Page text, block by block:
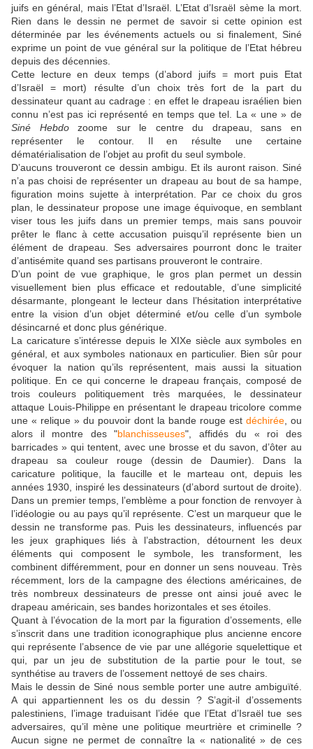
juifs en général, mais l’Etat d’Israël. L’Etat d’Israël sème la mort.
Rien dans le dessin ne permet de savoir si cette opinion est
déterminée par les événements actuels ou si finalement, Siné
exprime un point de vue général sur la politique de l’Etat hébreu
depuis des décennies.
Cette lecture en deux temps (d’abord juifs = mort puis Etat
d’Israël = mort) résulte d’un choix très fort de la part du
dessinateur quant au cadrage : en effet le drapeau israélien bien
connu n’est pas ici représenté en temps que tel. La « une » de
Siné Hebdozoome sur le centre du drapeau, sans en
représenter le contour. Il en résulte une certaine
dématérialisation de l’objet au profit du seul symbole.
D’aucuns trouveront ce dessin ambigu. Et ils auront raison. Siné
n’a pas choisi de représenter un drapeau au bout de sa hampe,
figuration moins sujette à interprétation. Par ce choix du gros
plan, le dessinateur propose une image équivoque, en semblant
viser tous les juifs dans un premier temps, mais sans pouvoir
prêter le flanc à cette accusation puisqu’il représente bien un
élément de drapeau. Ses adversaires pourront donc le traiter
d’antisémite quand ses partisans prouveront le contraire.
D’un point de vue graphique, le gros plan permet un dessin
visuellement bien plus efficace et redoutable, d’une simplicité
désarmante, plongeant le lecteur dans l’hésitation interprétative
entre la vision d’un objet déterminé et/ou celle d’un symbole
désincarné et donc plus générique.
La caricature s’intéresse depuis le XIXe siècle aux symboles en
général, et aux symboles nationaux en particulier. Bien sûr pour
évoquer la nation qu’ils représentent, mais aussi la situation
politique. En ce qui concerne le drapeau français, composé de
trois couleurs politiquement très marquées, le dessinateur
attaque Louis-Philippe en présentant le drapeau tricolore comme
une « relique » du pouvoir dont la bande rouge est déchirée , ou
alors il montre des "blanchisseuses", affidés du « roi des
barricades » qui tentent, avec une brosse et du savon, d’ôter au
drapeau sa couleur rouge (dessin de Daumier). Dans la
caricature politique, la faucille et le marteau ont, depuis les
années 1930, inspiré les dessinateurs (d’abord surtout de droite).
Dans un premier temps, l’emblème a pour fonction de renvoyer à
l’idéologie ou au pays qu’il représente. C’est un marqueur que le
dessin ne transforme pas. Puis les dessinateurs, influencés par
les jeux graphiques liés à l’abstraction, détournent les deux
éléments qui composent le symbole, les transforment, les
combinent différemment, pour en donner un sens nouveau. Très
récemment, lors de la campagne des élections américaines, de
très nombreux dessinateurs de presse ont ainsi joué avec le
drapeau américain, ses bandes horizontales et ses étoiles.
Quant à l’évocation de la mort par la figuration d’ossements, elle
s’inscrit dans une tradition iconographique plus ancienne encore
qui représente l’absence de vie par une allégorie squelettique et
qui, par un jeu de substitution de la partie pour le tout, se
synthétise au travers de l’ossement nettoyé de ses chairs.
Mais le dessin de Siné nous semble porter une autre ambiguïté.
A qui appartiennent les os du dessin ? S’agit-il d’ossements
palestiniens, l’image traduisant l’idée que l’Etat d’Israël tue ses
adversaires, qu’il mène une politique meurtrière et criminelle ?
Aucun signe ne permet de connaître la « nationalité » de ces